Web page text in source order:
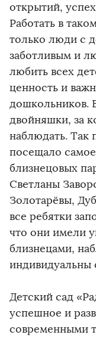
открытий,
Работать в
только люди с
заботливым и
любить всех
ценность и
дошкольников.
двойняшки, за
наблюдать. Так
посещало
близнецовых
Светланы
Золотарёвы,
все ребятки
что они имели
близнецами,
индивидуальны
Детский сад
успешное и
современными